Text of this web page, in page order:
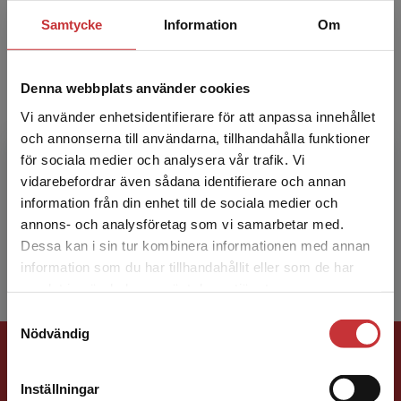
Samtycke Information Om
Denna webbplats använder cookies
Vi använder enhetsidentifierare för att anpassa innehållet
och annonserna till användarna, tillhandahålla funktioner
för sociala medier och analysera vår trafik. Vi
vidarebefordrar även sådana identifierare och annan
information från din enhet till de sociala medier och
annons- och analysföretag som vi samarbetar med.
Dessa kan i sin tur kombinera informationen med annan
information som du har tillhandahållit eller som de har
Nödvändig
Inställningar
Begränsad fraktregion
Det verkar som att du besöker
studentlitteratur.se via en enhet utanför Sverige.
Vi erbjuder inte leveranser utanför Sverige. För
att kunna slutföra ett köp måste
James Rachels
James Rachels har författat en rad välkända
och bästsäljande böcker i moralfilosofi, vilka
översatts till flera språk. Han var professor vid
Univer...